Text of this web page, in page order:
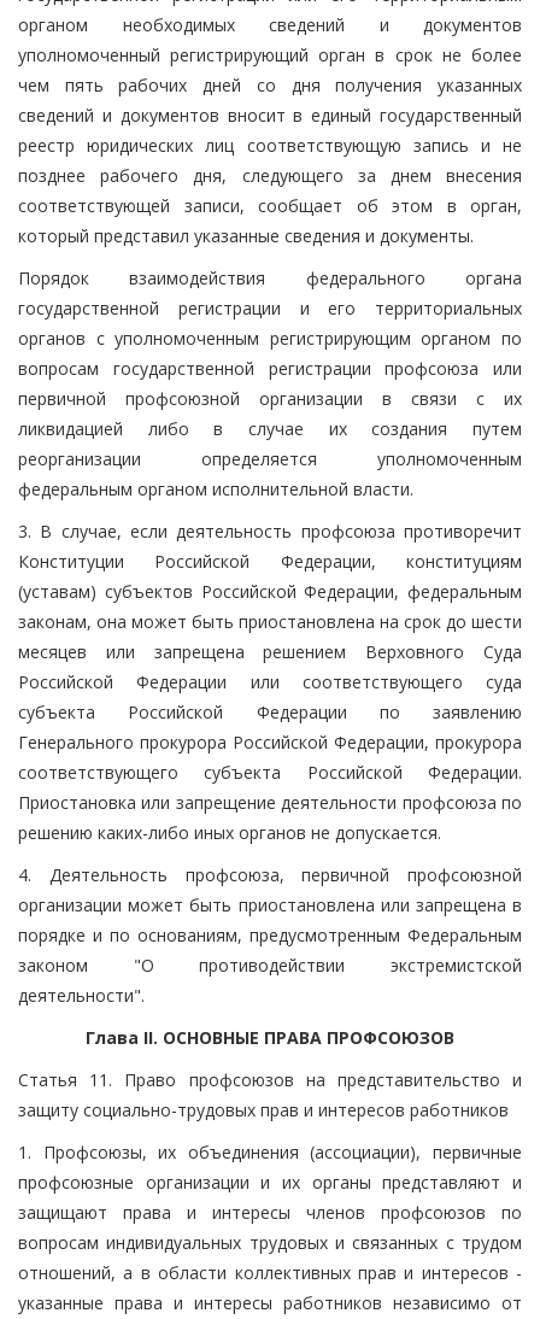
органом необходимых сведений и документов
уполномоченный регистрирующий орган в срок не более
чем пять рабочих дней со дня получения указанных
сведений и документов вносит в единый государственный
реестр юридических лиц соответствующую запись и не
позднее рабочего дня, следующего за днем внесения
соответствующей записи, сообщает об этом в орган,
который представил указанные сведения и документы.
Порядок взаимодействия федерального органа
государственной регистрации и его территориальных
органов с уполномоченным регистрирующим органом по
вопросам государственной регистрации профсоюза или
первичной профсоюзной организации в связи с их
ликвидацией либо в случае их создания путем
реорганизации определяется уполномоченным
федеральным органом исполнительной власти.
3. В случае, если деятельность профсоюза противоречит
Конституции Российской Федерации, конституциям
(уставам) субъектов Российской Федерации, федеральным
законам, она может быть приостановлена на срок до шести
месяцев или запрещена решением Верховного Суда
Российской Федерации или соответствующего суда
субъекта Российской Федерации по заявлению
Генерального прокурора Российской Федерации, прокурора
соответствующего субъекта Российской Федерации.
Приостановка или запрещение деятельности профсоюза по
решению каких-либо иных органов не допускается.
4. Деятельность профсоюза, первичной профсоюзной
организации может быть приостановлена или запрещена в
порядке и по основаниям, предусмотренным Федеральным
законом "О противодействии экстремистской
деятельности".
Глава II. ОСНОВНЫЕ ПРАВА ПРОФСОЮЗОВ
Статья 11. Право профсоюзов на представительство и
защиту социально-трудовых прав и интересов работников
1. Профсоюзы, их объединения (ассоциации), первичные
профсоюзные организации и их органы представляют и
защищают права и интересы членов профсоюзов по
вопросам индивидуальных трудовых и связанных с трудом
отношений, а в области коллективных прав и интересов -
указанные права и интересы работников независимо от